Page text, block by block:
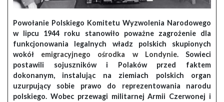
Powołanie Polskiego Komitetu Wyzwolenia Narodowego
w lipcu 1944 roku stanowiło poważne zagrożenie dla
funkcjonowania legalnych władz polskich skupionych
wokół emigracyjnego ośrodka w Londynie. Sowieci
postawili sojuszników i Polaków przed faktem
dokonanym, instalując na ziemiach polskich organ
uzurpujący sobie prawo do reprezentowania narodu
polskiego. Wobec przewagi militarnej Armii Czerwonej i